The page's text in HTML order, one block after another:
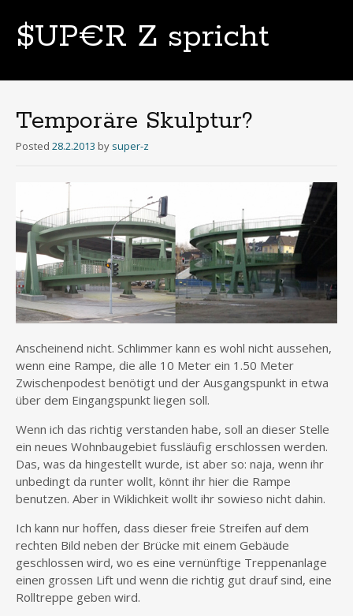
$UP€R Z spricht
Temporäre Skulptur?
Posted 28.2.2013 by super-z
Anscheinend nicht. Schlimmer kann es wohl nicht aussehen,
wenn eine Rampe, die alle 10 Meter ein 1.50 Meter
Zwischenpodest benötigt und der Ausgangspunkt in etwa
über dem Eingangspunkt liegen soll.
Wenn ich das richtig verstanden habe, soll an dieser Stelle
ein neues Wohnbaugebiet fussläufig erschlossen werden.
Das, was da hingestellt wurde, ist aber so: naja, wenn ihr
unbedingt da runter wollt, könnt ihr hier die Rampe
benutzen. Aber in Wiklichkeit wollt ihr sowieso nicht dahin.
Ich kann nur hoffen, dass dieser freie Streifen auf dem
rechten Bild neben der Brücke mit einem Gebäude
geschlossen wird, wo es eine vernünftige Treppenanlage
einen grossen Lift und wenn die richtig gut drauf sind, eine
Rolltreppe geben wird.